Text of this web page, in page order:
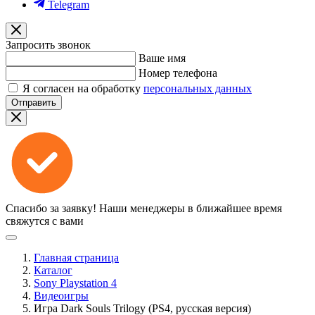
Telegram
Запросить звонок
Ваше имя
Номер телефона
Я согласен на обработку персональных данных
Отправить
Спасибо за заявку! Наши менеджеры в ближайшее время
свяжутся с вами
Главная страница
Каталог
Sony Playstation 4
Видеоигры
Игра Dark Souls Trilogy (PS4, русская версия)